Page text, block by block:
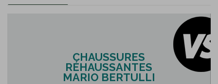
CHAUSSURES
RÉHAUSSANTES
MARIO BERTULLI